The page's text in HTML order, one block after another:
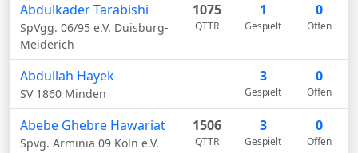
Abdulkader Tarabishi
SpVgg. 06/95 e.V. Duisburg-
Meiderich
1075
QTTR
1
Gespielt
0
Offen
Abdullah Hayek
SV 1860 Minden
3
Gespielt
0
Offen
Abebe Ghebre Hawariat
Spvg. Arminia 09 Köln e.V.
1506
QTTR
3
Gespielt
0
Offen